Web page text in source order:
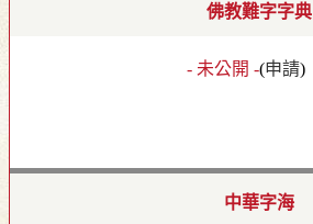
佛教難字字典
- 未公開 -(申請)
中華字海